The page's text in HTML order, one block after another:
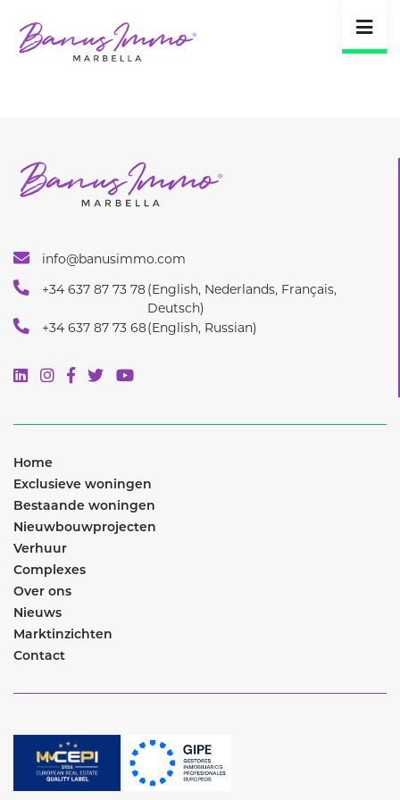
info@banusimmo.com
+34 637 87 73 78(English, Nederlands, Français,
Deutsch)
+34 637 87 73 68(English, Russian)
Home
Exclusieve woningen
Bestaande woningen
Nieuwbouwprojecten
Verhuur
Complexes
Over ons
Nieuws
Marktinzichten
Contact